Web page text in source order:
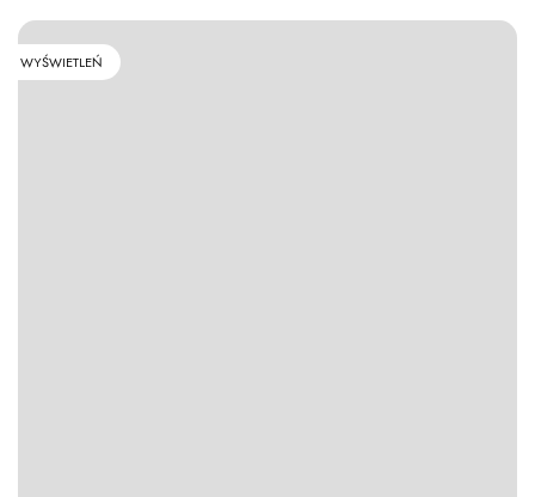
WYŚWIETLEŃ